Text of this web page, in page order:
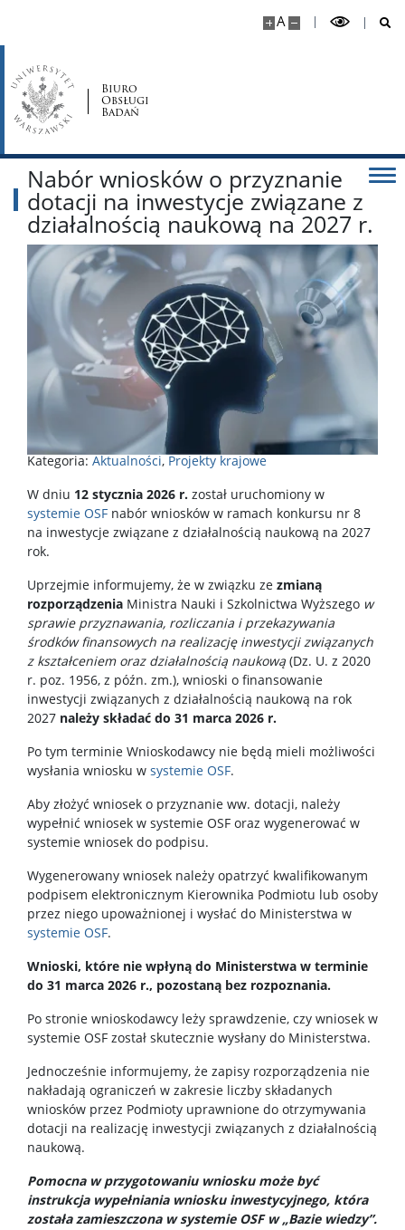
A
Biuro
Obsługi
Badań
Nabór wniosków o przyznanie
dotacji na inwestycje związane z
działalnością naukową na 2027 r.
Kategoria: Aktualności, Projekty krajowe
W dniu 12 stycznia 2026 r. został uruchomiony w
systemie OSF nabór wniosków w ramach konkursu nr 8
na inwestycje związane z działalnością naukową na 2027
rok.
Uprzejmie informujemy, że w związku ze zmianą
rozporządzenia Ministra Nauki i Szkolnictwa Wyższego w
sprawie przyznawania, rozliczania i przekazywania
środków finansowych na realizację inwestycji związanych
z kształceniem oraz działalnością naukową (Dz. U. z 2020
r. poz. 1956, z późn. zm.), wnioski o finansowanie
inwestycji związanych z działalnością naukową na rok
2027 należy składać do 31 marca 2026 r.
Po tym terminie Wnioskodawcy nie będą mieli możliwości
wysłania wniosku w systemie OSF.
Aby złożyć wniosek o przyznanie ww. dotacji, należy
wypełnić wniosek w systemie OSF oraz wygenerować w
systemie wniosek do podpisu.
Wygenerowany wniosek należy opatrzyć kwalifikowanym
podpisem elektronicznym Kierownika Podmiotu lub osoby
przez niego upoważnionej i wysłać do Ministerstwa w
systemie OSF.
Wnioski, które nie wpłyną do Ministerstwa w terminie
do 31 marca 2026 r., pozostaną bez rozpoznania.
Po stronie wnioskodawcy leży sprawdzenie, czy wniosek w
systemie OSF został skutecznie wysłany do Ministerstwa.
Jednocześnie informujemy, że zapisy rozporządzenia nie
nakładają ograniczeń w zakresie liczby składanych
wniosków przez Podmioty uprawnione do otrzymywania
dotacji na realizację inwestycji związanych z działalnością
naukową.
Pomocna w przygotowaniu wniosku może być
instrukcja wypełniania wniosku inwestycyjnego, która
została zamieszczona w systemie OSF w „Bazie wiedzy”.